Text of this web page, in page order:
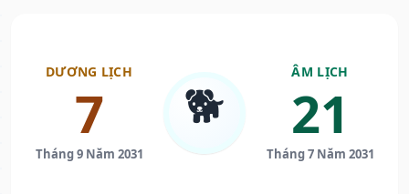
DƯƠNG LỊCH
7
Tháng 9 Năm 2031
🐕
ÂM LỊCH
21
Tháng 7 Năm 2031